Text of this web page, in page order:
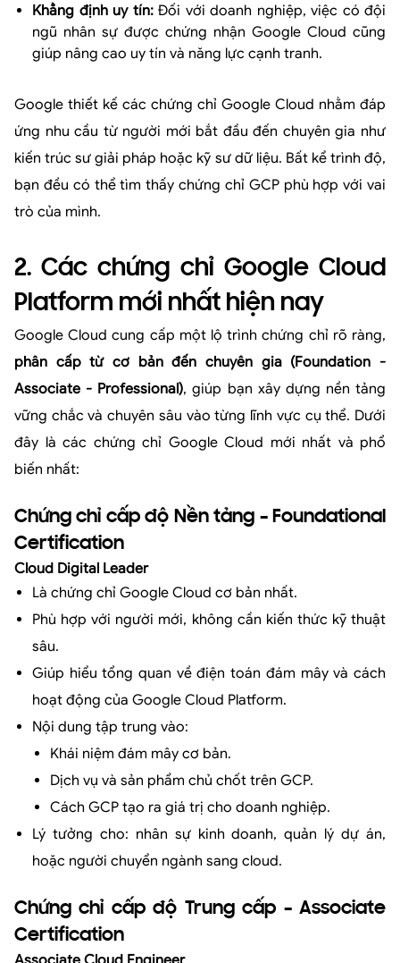
Khẳng định uy tín:Đối với doanh nghiệp, việc có đội
ngũ nhân sự được chứng nhận Google Cloud cũng
giúp nâng cao uy tín và năng lực cạnh tranh.
Google thiết kế các chứng chỉ Google Cloud nhằm đáp
ứng nhu cầu từ người mới bắt đầu đến chuyên gia như
kiến trúc sư giải pháp hoặc kỹ sư dữ liệu. Bất kể trình độ,
bạn đều có thể tìm thấy chứng chỉ GCP phù hợp với vai
trò của mình.
2. Các chứng chỉ Google Cloud
Platform mới nhất hiện nay
Google Cloud cung cấp một lộ trình chứng chỉ rõ ràng,
phân cấp từ cơ bản đến chuyên gia (Foundation -
Associate - Professional), giúp bạn xây dựng nền tảng
vững chắc và chuyên sâu vào từng lĩnh vực cụ thể. Dưới
đây là các chứng chỉ Google Cloud mới nhất và phổ
biến nhất:
Chứng chỉ cấp độ Nền tảng – Foundational
Certification
Cloud Digital Leader
Là chứng chỉ Google Cloud cơ bản nhất.
Phù hợp với người mới, không cần kiến thức kỹ thuật
sâu.
Giúp hiểu tổng quan về điện toán đám mây và cách
hoạt động của Google Cloud Platform.
Nội dung tập trung vào:
Khái niệm đám mây cơ bản.
Dịch vụ và sản phẩm chủ chốt trên GCP.
Cách GCP tạo ra giá trị cho doanh nghiệp.
Lý tưởng cho: nhân sự kinh doanh, quản lý dự án,
hoặc người chuyển ngành sang cloud.
Chứng chỉ cấp độ Trung cấp – Associate
Certification